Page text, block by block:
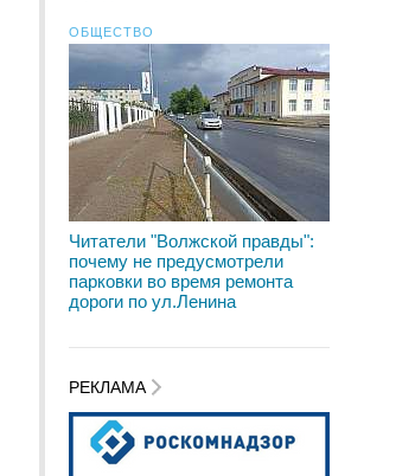
ОБЩЕСТВО
Читатели "Волжской правды":
почему не предусмотрели
парковки во время ремонта
дороги по ул.Ленина
РЕКЛАМА